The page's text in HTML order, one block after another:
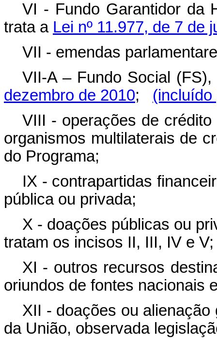
VI - Fundo Garantidor da
trata a Lei nº 11.977, de 7 de
VII - emendas
VII-A – Fundo Social
dezembro de 2010;
(incluído
VIII - operações de
organismos multilaterais de
do Programa;
IX - contrapartidas
pública ou privada;
X - doações públicas ou
tratam os incisos II, III, IV e V;
XI - outros recursos
oriundos de fontes nacionais
XII - doações ou
da União, observada